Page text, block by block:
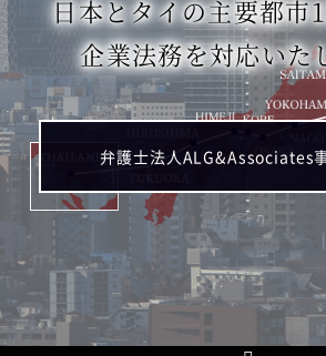
日本とタイの主要都市
企業法務を対応いた
弁護士法人ALG&Associates